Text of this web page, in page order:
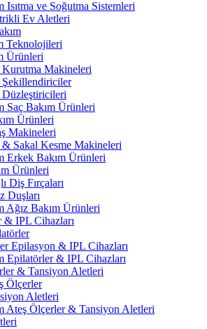
Isıtma ve Soğutma Sistemleri
Ev Aletleri
Teknolojileri
Ürünleri
Kurutma Makineleri
Şekillendiriciler
Düzleştiricileri
Saç Bakım Ürünleri
Ürünleri
Makineleri
& Sakal Kesme Makineleri
Erkek Bakım Ürünleri
Ürünleri
Diş Fırçaları
Duşları
Ağız Bakım Ürünleri
& IPL Cihazları
Epilasyon & IPL Cihazları
Epilatörler & IPL Cihazları
& Tansiyon Aletleri
Ölçerler
Aletleri
Ateş Ölçerler & Tansiyon Aletleri